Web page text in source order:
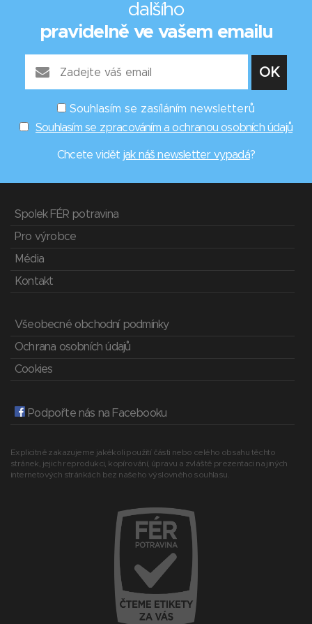
dalšího
pravidelně ve vašem emailu
Souhlasím se zasíláním newsletterů
Souhlasím se zpracováním a ochranou osobních údajů
Chcete vidět jak náš newsletter vypadá?
Spolek FÉR potravina
Pro výrobce
Média
Kontakt
Všeobecné obchodní podmínky
Ochrana osobních údajů
Cookies
Podpořte nás na Facebooku
Explicitně zakazujeme jakékoli použití části nebo celého obsahu těchto
stránek, jejich reprodukci, kopírování, úpravu a zvláště prezentaci na jiných
internetových stránkách bez našeho výslovného souhlasu.